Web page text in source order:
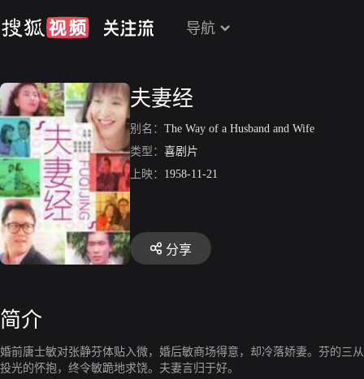
导航
夫妻经
别名： The Way of a Husband and Wife
类型： 喜剧片
上映： 1958-11-21
分享
简介
婚前唐士敏对张静芬体贴入微，婚后敏商场得意，却冷落娇妻。芬的三
投光的怀抱，终令敏跪地求饶。夫妻言归于好。